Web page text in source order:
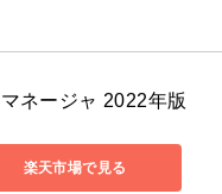
ネージャ 2022年版
楽天市場で見る